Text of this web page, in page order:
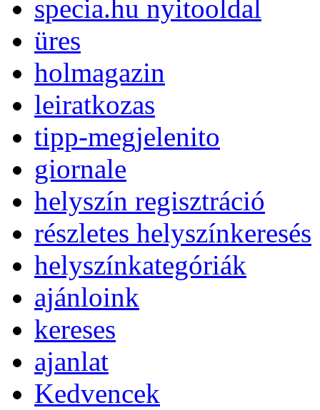
specia.hu nyitooldal
üres
holmagazin
leiratkozas
tipp-megjelenito
giornale
helyszín regisztráció
részletes helyszínkeresés
helyszínkategóriák
ajánloink
kereses
ajanlat
Kedvencek